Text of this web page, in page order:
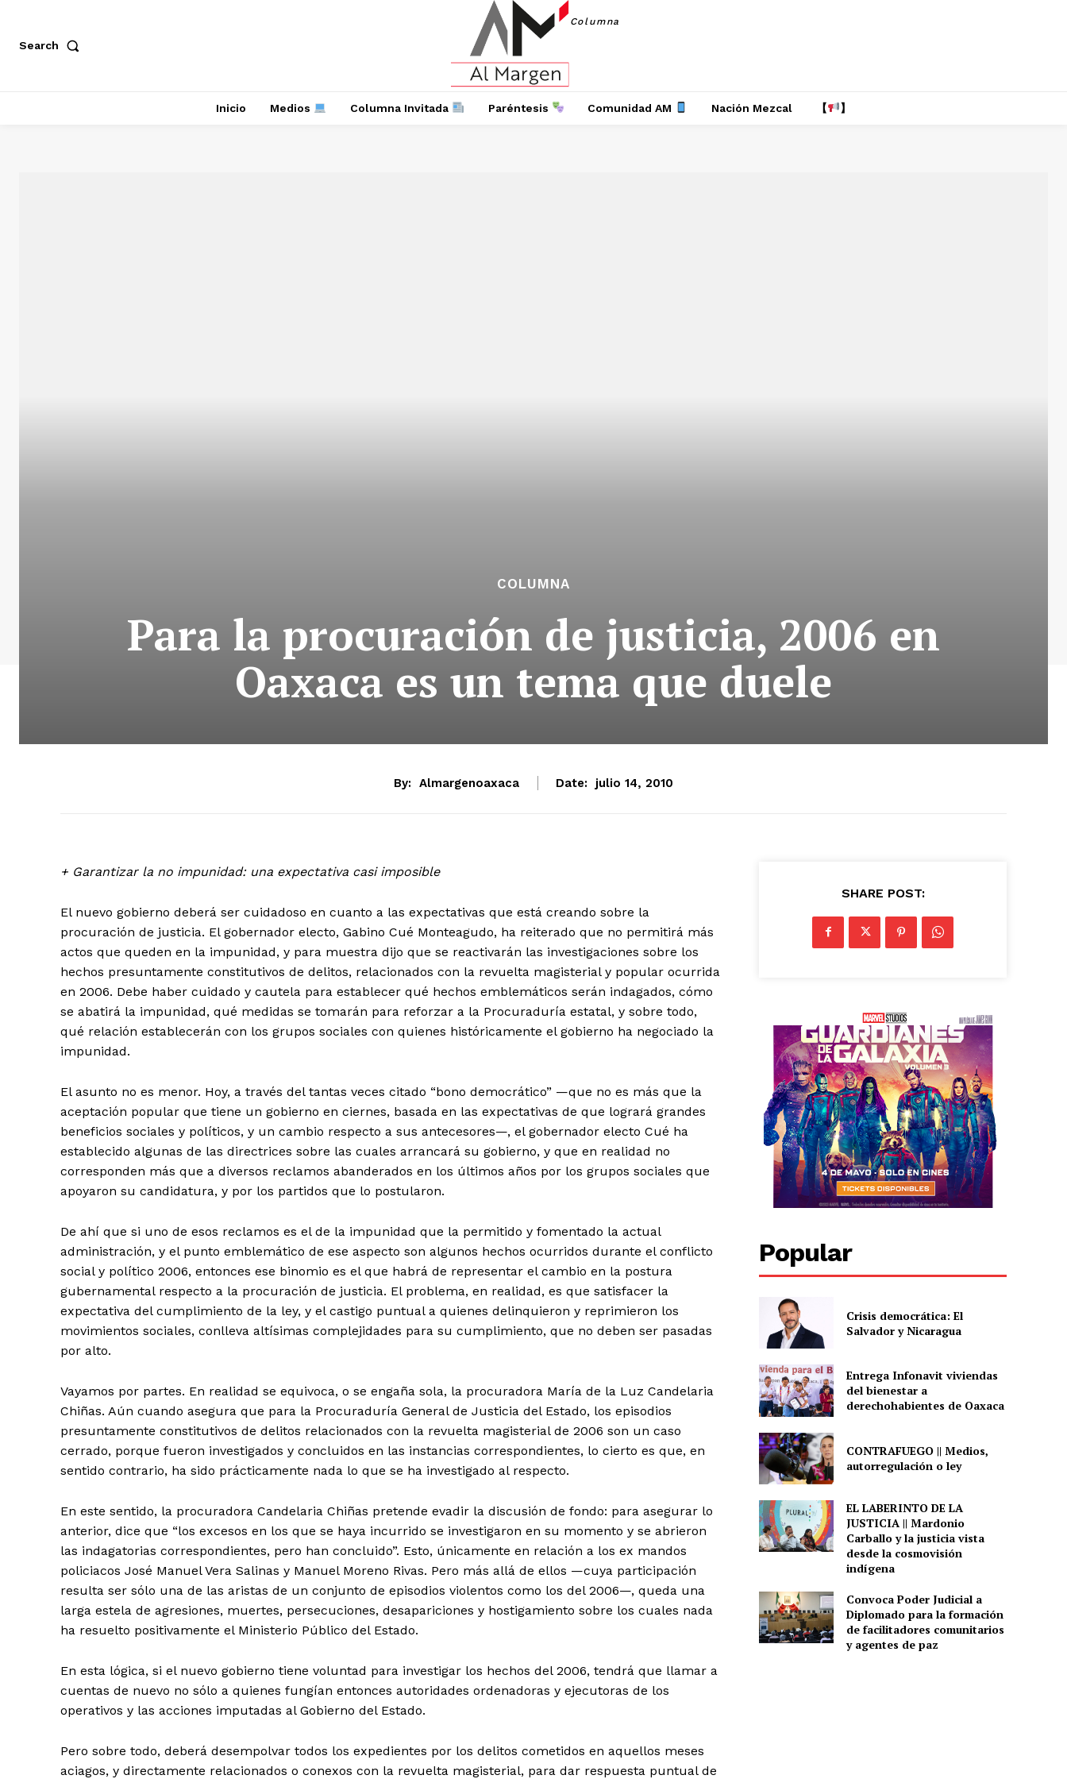
Search
Columna
Inicio Medios Columna Invitada Paréntesis Comunidad AM Nación Mezcal 【 】
COLUMNA
Para la procuración de justicia, 2006 en
Oaxaca es un tema que duele
By: Almargenoaxaca Date: julio 14, 2010
+ Garantizar la no impunidad: una expectativa casi imposible
El nuevo gobierno deberá ser cuidadoso en cuanto a las expectativas que está creando sobre la
procuración de justicia. El gobernador electo, Gabino Cué Monteagudo, ha reiterado que no permitirá más
actos que queden en la impunidad, y para muestra dijo que se reactivarán las investigaciones sobre los
hechos presuntamente constitutivos de delitos, relacionados con la revuelta magisterial y popular ocurrida
en 2006. Debe haber cuidado y cautela para establecer qué hechos emblemáticos serán indagados, cómo
se abatirá la impunidad, qué medidas se tomarán para reforzar a la Procuraduría estatal, y sobre todo,
qué relación establecerán con los grupos sociales con quienes históricamente el gobierno ha negociado la
impunidad.
El asunto no es menor. Hoy, a través del tantas veces citado “bono democrático” —que no es más que la
aceptación popular que tiene un gobierno en ciernes, basada en las expectativas de que logrará grandes
beneficios sociales y políticos, y un cambio respecto a sus antecesores—, el gobernador electo Cué ha
establecido algunas de las directrices sobre las cuales arrancará su gobierno, y que en realidad no
corresponden más que a diversos reclamos abanderados en los últimos años por los grupos sociales que
apoyaron su candidatura, y por los partidos que lo postularon.
De ahí que si uno de esos reclamos es el de la impunidad que la permitido y fomentado la actual
administración, y el punto emblemático de ese aspecto son algunos hechos ocurridos durante el conflicto
social y político 2006, entonces ese binomio es el que habrá de representar el cambio en la postura
gubernamental respecto a la procuración de justicia. El problema, en realidad, es que satisfacer la
expectativa del cumplimiento de la ley, y el castigo puntual a quienes delinquieron y reprimieron los
movimientos sociales, conlleva altísimas complejidades para su cumplimiento, que no deben ser pasadas
por alto.
Vayamos por partes. En realidad se equivoca, o se engaña sola, la procuradora María de la Luz Candelaria
Chiñas. Aún cuando asegura que para la Procuraduría General de Justicia del Estado, los episodios
presuntamente constitutivos de delitos relacionados con la revuelta magisterial de 2006 son un caso
cerrado, porque fueron investigados y concluidos en las instancias correspondientes, lo cierto es que, en
sentido contrario, ha sido prácticamente nada lo que se ha investigado al respecto.
En este sentido, la procuradora Candelaria Chiñas pretende evadir la discusión de fondo: para asegurar lo
anterior, dice que “los excesos en los que se haya incurrido se investigaron en su momento y se abrieron
las indagatorias correspondientes, pero han concluido”. Esto, únicamente en relación a los ex mandos
policiacos José Manuel Vera Salinas y Manuel Moreno Rivas. Pero más allá de ellos —cuya participación
resulta ser sólo una de las aristas de un conjunto de episodios violentos como los del 2006—, queda una
larga estela de agresiones, muertes, persecuciones, desapariciones y hostigamiento sobre los cuales nada
ha resuelto positivamente el Ministerio Público del Estado.
En esta lógica, si el nuevo gobierno tiene voluntad para investigar los hechos del 2006, tendrá que llamar a
cuentas de nuevo no sólo a quienes fungían entonces autoridades ordenadoras y ejecutoras de los
operativos y las acciones imputadas al Gobierno del Estado.
Pero sobre todo, deberá desempolvar todos los expedientes por los delitos cometidos en aquellos meses
aciagos, y directamente relacionados o conexos con la revuelta magisterial, para dar respuesta puntual de
SHARE POST:
Popular
Crisis democrática: El
Salvador y Nicaragua
Entrega Infonavit viviendas
del bienestar a
derechohabientes de Oaxaca
CONTRAFUEGO || Medios,
autorregulación o ley
EL LABERINTO DE LA
JUSTICIA || Mardonio
Carballo y la justicia vista
desde la cosmovisión
indígena
Convoca Poder Judicial a
Diplomado para la formación
de facilitadores comunitarios
y agentes de paz